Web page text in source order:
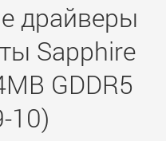
драйверы
Sapphire
GDDR5
10)